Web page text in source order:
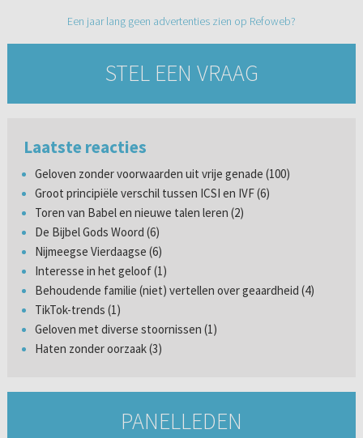
Een jaar lang geen advertenties zien op Refoweb?
STEL EEN VRAAG
Laatste reacties
Geloven zonder voorwaarden uit vrije genade (100)
Groot principiële verschil tussen ICSI en IVF (6)
Toren van Babel en nieuwe talen leren (2)
De Bijbel Gods Woord (6)
Nijmeegse Vierdaagse (6)
Interesse in het geloof (1)
Behoudende familie (niet) vertellen over geaardheid (4)
TikTok-trends (1)
Geloven met diverse stoornissen (1)
Haten zonder oorzaak (3)
PANELLEDEN